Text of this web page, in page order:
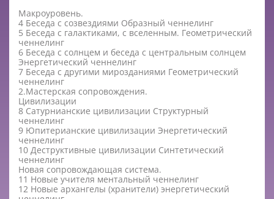
Макроуровень.
4 Беседа с созвездиями Образный ченнелинг
5 Беседа с галактиками, с вселенным. Геометрический
ченнелинг
6 Беседа с солнцем и беседа с центральным солнцем
Энергетический ченнелинг
7 Беседа с другими мирозданиями Геометрический
ченнелинг
2.Мастерская сопровождения.
Цивилизации
8 Сатурнианские цивилизации Структурный
ченнелинг
9 Юпитерианские цивилизации Энергетический
ченнелинг
10 Деструктивные цивилизации Синтетический
ченнелинг
Новая сопровождающая система.
11 Новые учителя ментальный ченнелинг
12 Новые архангелы (хранители) энергетический